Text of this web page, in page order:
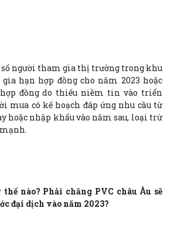
người tham gia thị trường trong khu
gia hạn hợp đồng cho năm 2023 hoặc
đồng do thiếu niềm tin vào triển
mua có kế hoạch đáp ứng nhu cầu từ
hoặc nhập khẩu vào năm sau, loại trừ
nào? Phải chăng PVC châu Âu sẽ
đại dịch vào năm 2023?